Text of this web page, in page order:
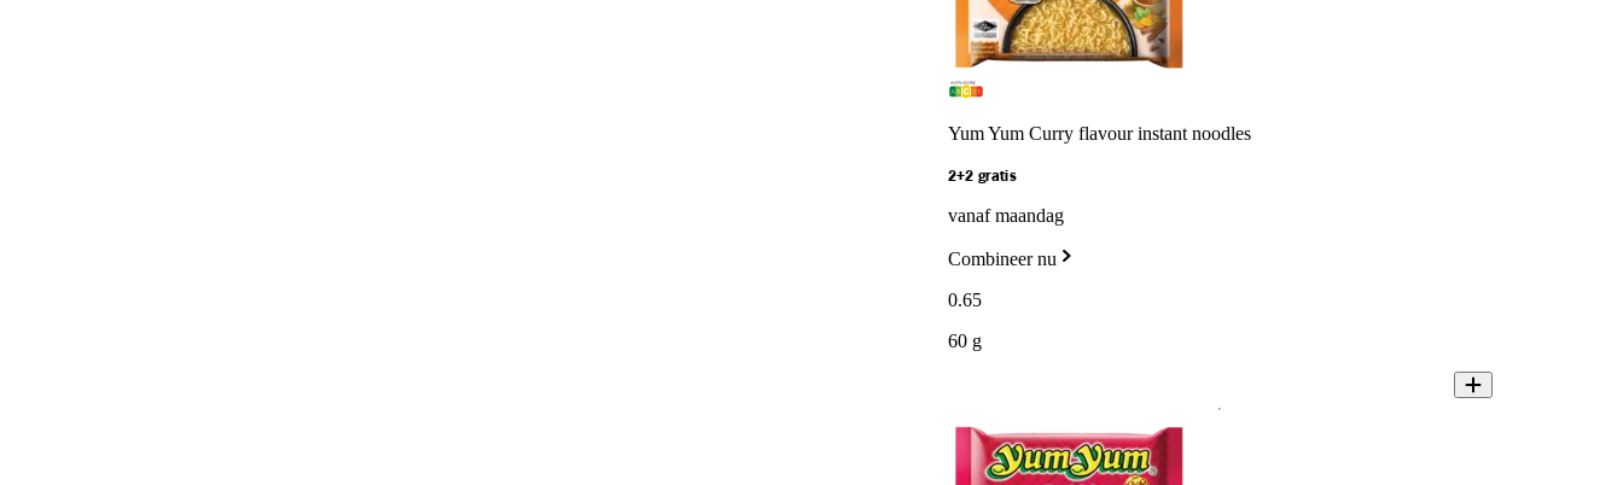
Yum Yum Curry flavour instant noodles
2+2 gratis
vanaf maandag
Combineer nu
0.65
60 g